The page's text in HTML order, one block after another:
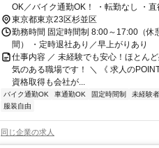
OK／バイク
東京都東京23区杉並区
勤務時間 固定時間制 8:00～17:00（
間） ・定時退社あり／早上がりあり
仕事内容 ／ 未経験でも安心！ほとん
気のある職場です！ ＼ 《 求人の
資格取得も会社が...
バイク通勤OK 車通勤OK 固定時間制 未経験
服装自由
同じ企業の求人